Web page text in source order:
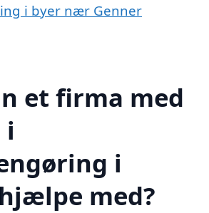
i byer nær Genner
et firma med
i
i
med?